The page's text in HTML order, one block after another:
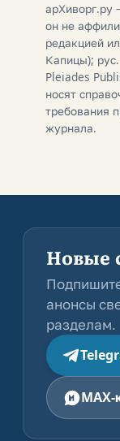
арХиворг.ру
он не
редакцией
Капицы);
Pleiades
носят
требования
журнала.
Новые
анонсы
разделам.
MAX-